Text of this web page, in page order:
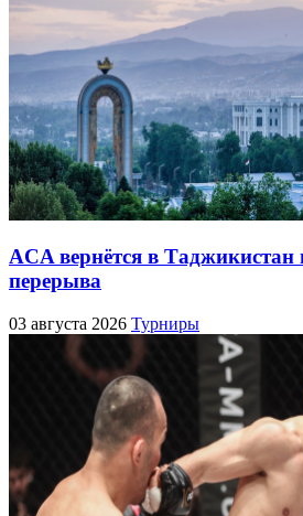
ACA вернётся в Таджикистан
перерыва
03 августа 2026 Турниры